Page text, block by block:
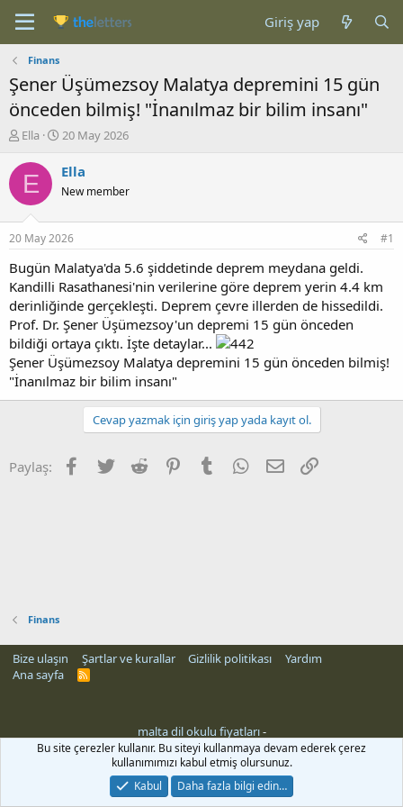
Giriş yap
Finans
Şener Üşümezsoy Malatya depremini 15 gün
önceden bilmiş! "İnanılmaz bir bilim insanı"
K
n
b
u
u
b
a
l
a
t
a
n
Ella
B
ş
a
g
ı
ç
t
a
r
i
h
i
20 May 2026
E Ella
New member
20 May 2026 #1
Bugün Malatya'da 5.6 şiddetinde deprem meydana geldi.
Kandilli Rasathanesi'nin verilerine göre deprem yerin 4.4 km
derinliğinde gerçekleşti. Deprem çevre illerden de hissedildi.
Prof. Dr. Şener Üşümezsoy'un depremi 15 gün önceden
bildiği ortaya çıktı. İşte detaylar...
Şener Üşümezsoy Malatya depremini 15 gün önceden bilmiş!
"İnanılmaz bir bilim insanı"
Cevap yazmak için giriş yap yada kayıt ol.
Paylaş: Facebook
Twitter Reddit PinterestTumblr WhatsApp
E-posta
Finans
Bize ulaşın Şartlar ve kurallar Gizlilik politikası
Yardım
Ana sayfa
R
malta dil okulu fiyatları-
Bu site çerezler kullanır. Bu siteyi kullanmaya devam ederek çerez
kullanımımızı kabul etmiş olursunuz.
Kabul
Daha fazla bilgi edin…